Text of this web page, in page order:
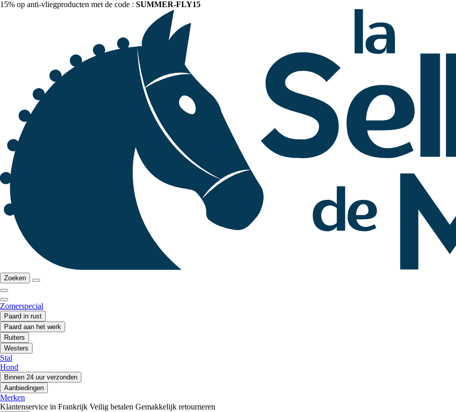
15% op anti-vliegproducten met de code : SUMMER-FLY15
Zoeken
Zomerspecial
Paard in rust
Paard aan het werk
Ruiters
Westers
Stal
Hond
Binnen 24 uur verzonden
Aanbiedingen
Merken
Klantenservice in Frankrijk Veilig betalen Gemakkelijk retourneren